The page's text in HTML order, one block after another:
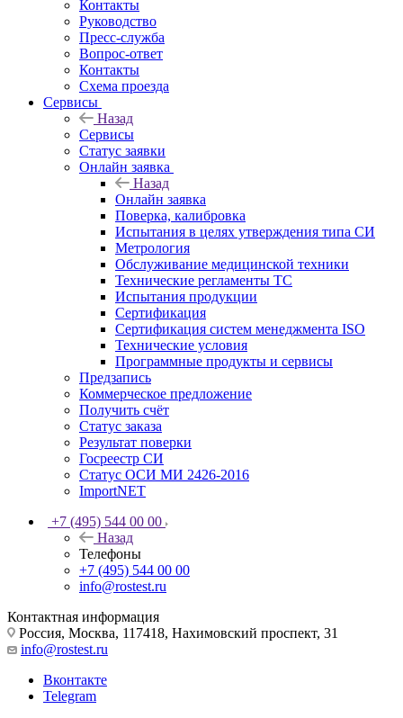
Контакты
Руководство
Пресс-служба
Вопрос-ответ
Контакты
Схема проезда
Сервисы
Назад
Сервисы
Статус заявки
Онлайн заявка
Назад
Онлайн заявка
Поверка, калибровка
Испытания в целях утверждения типа СИ
Метрология
Обслуживание медицинской техники
Технические регламенты ТС
Испытания продукции
Сертификация
Сертификация систем менеджмента ISO
Технические условия
Программные продукты и сервисы
Предзапись
Коммерческое предложение
Получить счёт
Статус заказа
Результат поверки
Госреестр СИ
Статус ОСИ МИ 2426-2016
ImportNET
+7 (495) 544 00 00
Назад
Телефоны
+7 (495) 544 00 00
info@rostest.ru
Контактная информация
Россия, Москва, 117418, Нахимовский проспект, 31
info@rostest.ru
Вконтакте
Telegram